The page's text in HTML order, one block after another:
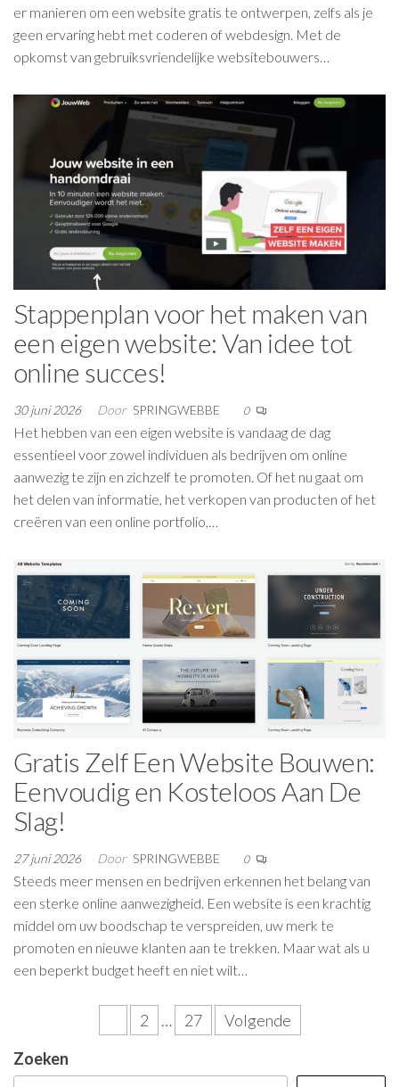
er manieren om een website gratis te ontwerpen, zelfs als je
geen ervaring hebt met coderen of webdesign. Met de
opkomst van gebruiksvriendelijke websitebouwers…
Stappenplan voor het maken van
een eigen website: Van idee tot
online succes!
30 juni 2026 Door SPRINGWEBBE 0
Het hebben van een eigen website is vandaag de dag
essentieel voor zowel individuen als bedrijven om online
aanwezig te zijn en zichzelf te promoten. Of het nu gaat om
het delen van informatie, het verkopen van producten of het
creëren van een online portfolio,…
Gratis Zelf Een Website Bouwen:
Eenvoudig en Kosteloos Aan De
Slag!
27 juni 2026 Door SPRINGWEBBE 0
Steeds meer mensen en bedrijven erkennen het belang van
een sterke online aanwezigheid. Een website is een krachtig
middel om uw boodschap te verspreiden, uw merk te
promoten en nieuwe klanten aan te trekken. Maar wat als u
een beperkt budget heeft en niet wilt…
paginering
2 … 27
Volgende
Zoeken